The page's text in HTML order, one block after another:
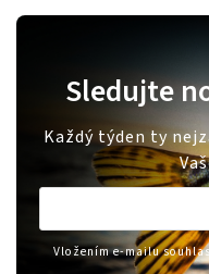
Sledujte
Každý týden ty
Vložením e-mailu